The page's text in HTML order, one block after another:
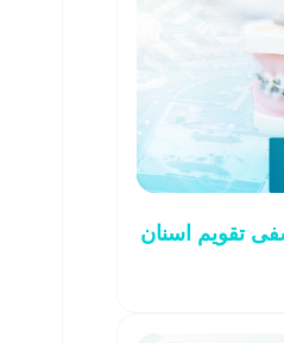
تقويم اسنان